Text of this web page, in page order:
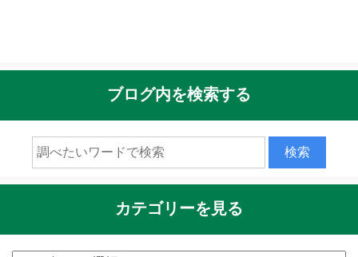
ブログ内を検索する
カテゴリーを見る